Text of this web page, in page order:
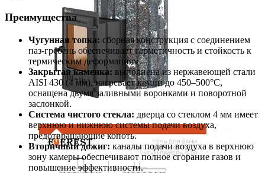
Преимущества
Чугунная топка: сборная конструкция с соединением
паз-гребень обеспечивает герметичность и стойкость к
термическим деформациям.
Закрытая каменка: выполнена из нержавеющей стали
AISI 430 (4 мм), нагревает камни до 450–500°C,
оснащена двумя заливными воронками и поворотной
заслонкой.
Система чистого стекла: дверца со стеклом 4 мм имеет
верхнюю и нижнюю системы подачи воздуха,
предотвращающие копоть.
Вторичный дожиг: каналы подачи воздуха в верхнюю
зону камеры обеспечивают полное сгорание газов и
повышение эффективности.